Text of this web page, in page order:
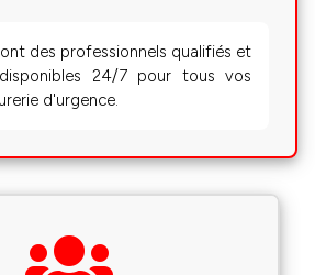
des professionnels qualifiés et
disponibles 24/7 pour tous vos
d'urgence.